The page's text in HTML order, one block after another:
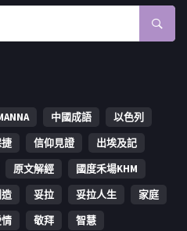
中國成語
以色列
信仰見證
出埃及記
原文解經
國度禾場KHM
妥拉 妥拉人生
家庭
敬拜
智慧